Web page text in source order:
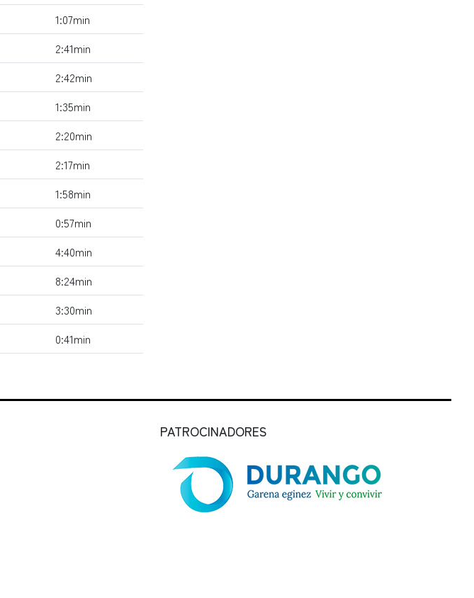
1:07min
2:41min
2:42min
1:35min
2:20min
2:17min
1:58min
0:57min
4:40min
8:24min
3:30min
0:41min
PATROCINADORES